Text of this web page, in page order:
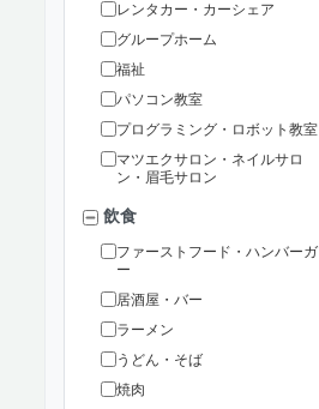
レンタカー・カーシェア
グループホーム
福祉
パソコン教室
プログラミング・ロボット教室
マツエクサロン・ネイルサロ
ン・眉毛サロン
飲食
ファーストフード・ハンバーガ
ー
居酒屋・バー
ラーメン
うどん・そば
焼肉